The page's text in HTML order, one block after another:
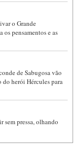
o Grande
pensamentos e as
de Sabugosa vão
herói Hércules para
pressa, olhando